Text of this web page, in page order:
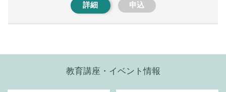
詳細 申込
教育講座・イベント情報